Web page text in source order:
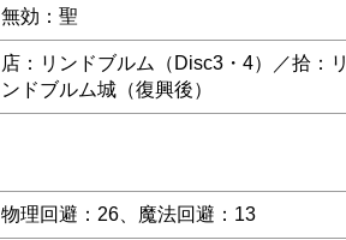
無効：聖
店：リンドブルム（Disc3・4）／拾：リ
ンドブルム城（復興後）
物理回避：26、魔法回避：13